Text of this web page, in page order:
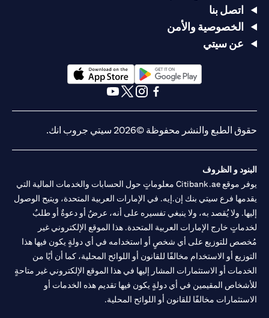
اتصل بنا
الخصوصية والأمن
عن سيتي
(opens in a new tab)
حقوق الطبع والنشر محفوظة ©2026 سيتي جروب انك.
البنود و الظروف
يوفر موقع Citibank.ae معلوماتٍ حول الحسابات والخدمات المالية التي
يقدمها فرع سيتي بنك إن.إيه. في الإمارات العربية المتحدة، ويتيح الوصول
إليها. ولا يُقصد به، ولا ينبغي تفسيره على أنه، عرضٌ أو دعوةٌ أو طلبٌ
لخدماتٍ خارج الإمارات العربية المتحدة. هذا الموقع الإلكتروني غير
مُخصص للتوزيع على أي شخصٍ أو استخدامه في أي دولةٍ يكون فيها هذا
التوزيع أو الاستخدام مخالفًا للقانون أو اللوائح المحلية، كما أن أيًا من
الخدمات أو الاستثمارات المشار إليها في هذا الموقع الإلكتروني غير متاحةٍ
للأشخاص المقيمين في أي دولةٍ يكون فيها تقديم هذه الخدمات أو
الاستثمارات مخالفًا للقانون أو اللوائح المحلية.